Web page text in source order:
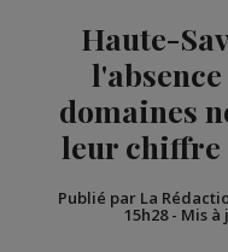
Haute-
domaines
leur chiffre
Publié par La
15h28- Mis à